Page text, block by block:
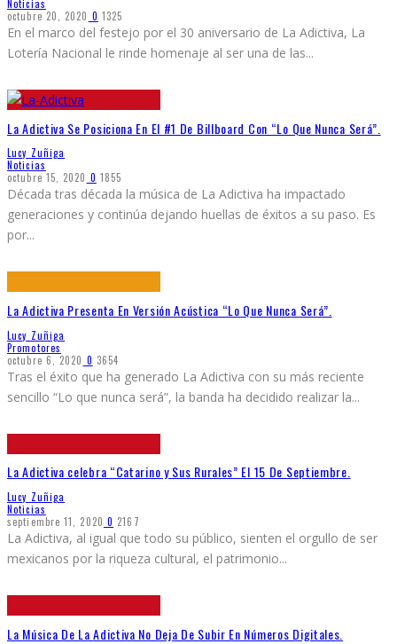
Noticias
octubre 20, 2020 0 1325
En el marco del festejo por el 30 aniversario de La Adictiva, La
Lotería Nacional le rinde homenaje al ser una de las...
La Adictiva Se Posiciona En El #1 De Billboard Con “Lo Que Nunca Será”.
Lucy Zuñiga
Noticias
octubre 15, 2020 0 1855
Década tras década la música de La Adictiva ha impactado
generaciones y continúa dejando huellas de éxitos a su paso. Es
por...
La Adictiva Presenta En Versión Acústica “Lo Que Nunca Será”.
Lucy Zuñiga
Promotores
octubre 6, 2020 0 3654
Tras el éxito que ha generado La Adictiva con su más reciente
sencillo “Lo que nunca será”, la banda ha decidido realizar la...
La Adictiva celebra “Catarino y Sus Rurales” El 15 De Septiembre.
Lucy Zuñiga
Noticias
septiembre 11, 2020 0 2167
La Adictiva, al igual que todo su público, sienten el orgullo de ser
mexicanos por la riqueza cultural, el patrimonio...
La Música De La Adictiva No Deja De Subir En Números Digitales.